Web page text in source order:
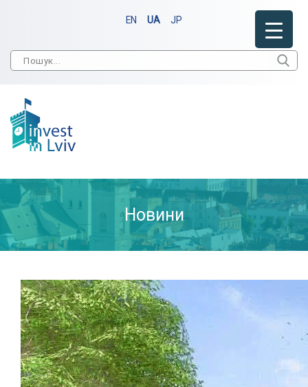
EN UA JP
Новини